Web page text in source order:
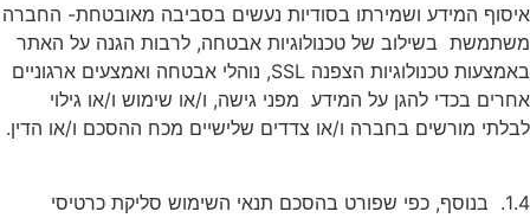
המידע ושמירתו בסודיות נעשים בסביבה מאובטחת- החברה
בשילוב של טכנולוגיות אבטחה, לרבות הגנה על האתר
באמצעות טכנולוגיות הצפנה SSL, נוהלי אבטחה ואמצעים ארגוניים
בכדי להגן על המידע מפני גישה, ו/או שימוש ו/או גילוי
מורשים בחברה ו/או צדדים שלישיים מכח ההסכם ו/או הדין.
1.4. בנוסף, כפי שפורט בהסכם תנאי השימוש סליקת כרטיסי